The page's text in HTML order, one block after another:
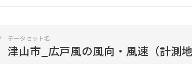
データセット名
津山市_広戸風の風向・風速（計測